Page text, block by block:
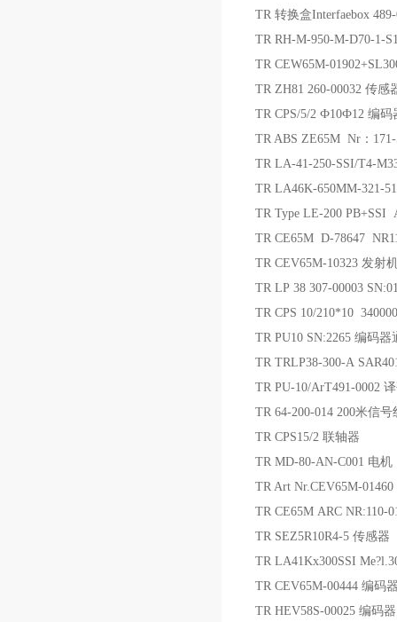
TR 转换盒Interfaebox
TR RH-M-950-M-D70-1-
TR CEW65M-
TR ZH81 260-00032 传感
TR CPS/5/2 Ф10Ф12 编码
TR ABS ZE65M Nr：
TR LA-41-250-SSI/T4-
TR LA46K-650MM-321-
TR Type LE-200 PB+SSI
TR CE65M D-78647
TR CEV65M-10323 发射
TR LP 38 307-00003
TR CPS 10/210*10
TR PU10 SN:2265 编码器
TR TRLP38-300-A
TR PU-10/ArT491-0002
TR 64-200-014 200米信号
TR CPS15/2 联轴器
TR MD-80-AN-C001 电机
TR Art Nr.CEV65M-
TR CE65M ARC NR:110-
TR SEZ5R10R4-5 传感器
TR LA41Kx300SSI
TR CEV65M-00444 编码
TR HEV58S-00025 编码器